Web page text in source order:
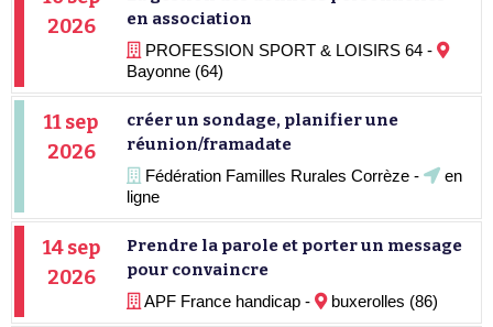
2026
en association
PROFESSION SPORT & LOISIRS 64 -
Bayonne (64)
11 sep
2026
créer un sondage, planifier une
réunion/framadate
Fédération Familles Rurales Corrèze -
en
ligne
14 sep
2026
Prendre la parole et porter un message
pour convaincre
APF France handicap - buxerolles (86)